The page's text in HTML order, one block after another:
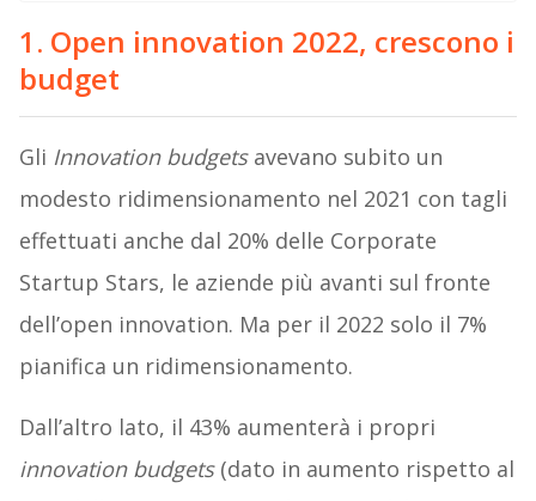
1. Open innovation 2022, crescono i
budget
Gli Innovation budgetsavevano subito un
modesto ridimensionamento nel 2021 con tagli
effettuati anche dal 20% delle Corporate
Startup Stars, le aziende più avanti sul fronte
dell’open innovation. Ma per il 2022 solo il 7%
pianifica un ridimensionamento.
Dall’altro lato, il 43% aumenterà i propri
innovation budgets(dato in aumento rispetto al